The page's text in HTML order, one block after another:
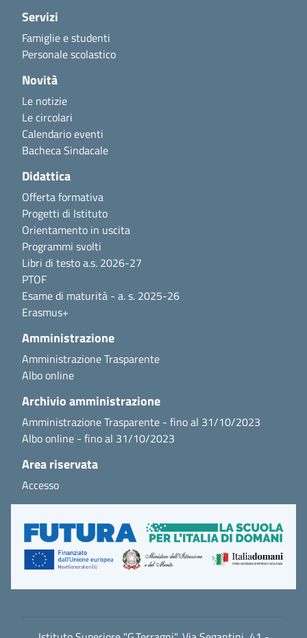
Servizi
Famiglie e studenti
Personale scolastico
Novità
Le notizie
Le circolari
Calendario eventi
Bacheca Sindacale
Didattica
Offerta formativa
Progetti di Istituto
Orientamento in uscita
Programmi svolti
Libri di testo a.s. 2026-27
PTOF
Esame di maturità - a. s. 2025-26
Erasmus+
Amministrazione
Amministrazione Trasparente
Albo online
Archivio amministrazione
Amministrazione Trasparente - fino al 31/10/2023
Albo online - fino al 31/10/2023
Area riservata
Accesso